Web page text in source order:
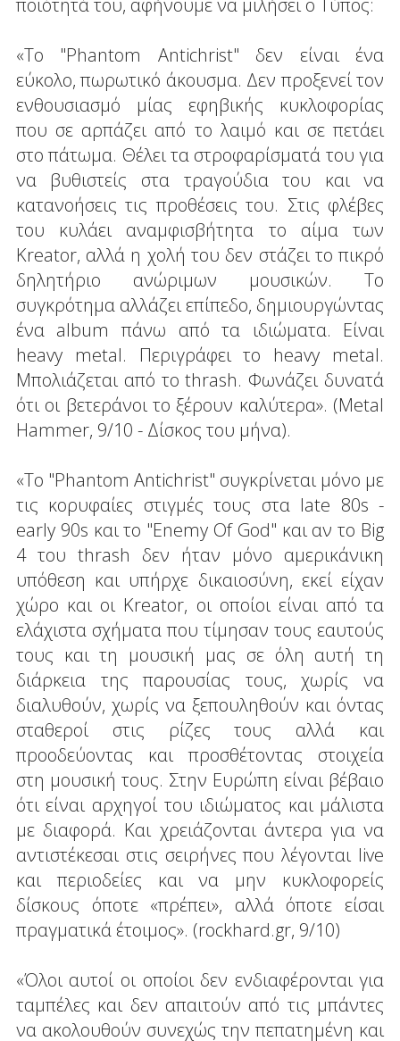
«Το "Phantom Antichrist" δεν είναι ένα
εύκολο, πωρωτικό άκουσμα. Δεν προξενεί τον
ενθουσιασμό μίας εφηβικής κυκλοφορίας
που σε αρπάζει από το λαιμό και σε πετάει
στο πάτωμα. Θέλει τα στροφαρίσματά του για
να βυθιστείς στα τραγούδια του και να
κατανοήσεις τις προθέσεις του. Στις φλέβες
του κυλάει αναμφισβήτητα το αίμα των
Kreator, αλλά η χολή του δεν στάζει το πικρό
δηλητήριο ανώριμων μουσικών. Το
συγκρότημα αλλάζει επίπεδο, δημιουργώντας
ένα album πάνω από τα ιδιώματα. Είναι
heavy metal. Περιγράφει το heavy metal.
Μπολιάζεται από το thrash. Φωνάζει δυνατά
ότι οι βετεράνοι το ξέρουν καλύτερα». (Metal
Hammer, 9/10 - Δίσκος του μήνα).
«Το "Phantom Antichrist" συγκρίνεται μόνο με
τις κορυφαίες στιγμές τους στα late 80s -
early 90s και το "Enemy Of God" και αν το Big
4 του thrash δεν ήταν μόνο αμερικάνικη
υπόθεση και υπήρχε δικαιοσύνη, εκεί είχαν
χώρο και οι Kreator, οι οποίοι είναι από τα
ελάχιστα σχήματα που τίμησαν τους εαυτούς
τους και τη μουσική μας σε όλη αυτή τη
διάρκεια της παρουσίας τους, χωρίς να
διαλυθούν, χωρίς να ξεπουληθούν και όντας
σταθεροί στις ρίζες τους αλλά και
προοδεύοντας και προσθέτοντας στοιχεία
στη μουσική τους. Στην Ευρώπη είναι βέβαιο
ότι είναι αρχηγοί του ιδιώματος και μάλιστα
με διαφορά. Και χρειάζονται άντερα για να
αντιστέκεσαι στις σειρήνες που λέγονται live
και περιοδείες και να μην κυκλοφορείς
δίσκους όποτε «πρέπει», αλλά όποτε είσαι
πραγματικά έτοιμος». (rockhard.gr, 9/10)
«Όλοι αυτοί οι οποίοι δεν ενδιαφέρονται για
ταμπέλες και δεν απαιτούν από τις μπάντες
να ακολουθούν συνεχώς την πεπατημένη και